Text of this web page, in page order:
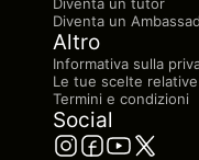
Diventa un tutor
Diventa un
Altro
Informativa sulla
Le tue scelte
Termini e condizioni
Social